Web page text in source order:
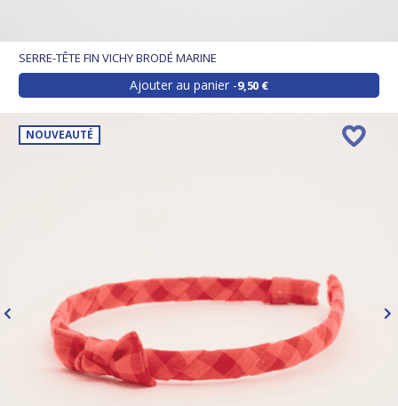
SERRE-TÊTE FIN VICHY BRODÉ MARINE
Ajouter au panier 9,50 €
NOUVEAUTÉ